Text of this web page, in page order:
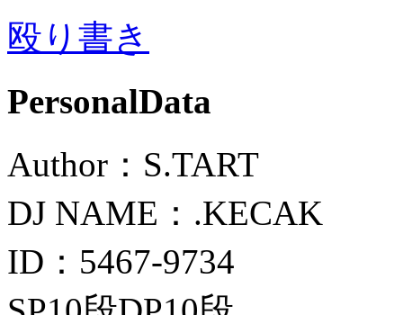
殴り書き
PersonalData
Author：S.TART
DJ NAME：.KECAK
ID：5467-9734